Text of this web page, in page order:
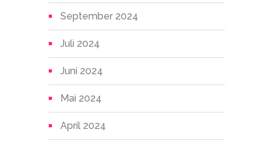
September 2024
Juli 2024
Juni 2024
Mai 2024
April 2024